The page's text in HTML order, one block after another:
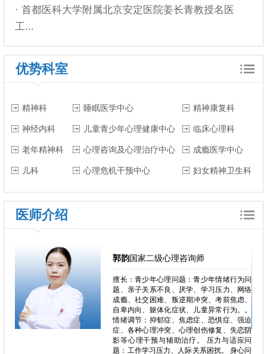
· 首都医科大学附属北京安定医院姜长青教授名医
工...
优势科室
精神科 睡眠医学中心 精神康复科
神经内科 儿童青少年心理健康中心 临床心理科
老年精神科 心理咨询及心理治疗中心 成瘾医学中心
儿科 心理危机干预中心 妇女精神卫生科
医师介绍
问
郭韵国家二级心理咨询师
擅长：青少年心理问题：青少年情绪行为问
题、亲子关系不良、厌学、学习压力、网络
成瘾、社交困难、叛逆期冲突、考前焦虑、
自卑内向、躯体化症状、儿童异常行为。。
情绪调节：抑郁症、焦虑症、恐惧症、强迫
症、各种心理冲突、心理创伤修复、失恋阴
影等心理干预与辅助治疗。 压力与适应问
题：工作学习压力、人际关系困扰。 身心问